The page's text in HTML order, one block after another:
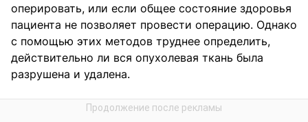
оперировать, или если общее состояние здоровья
пациента не позволяет провести операцию. Однако
с помощью этих методов труднее определить,
действительно ли вся опухолевая ткань была
разрушена и удалена.